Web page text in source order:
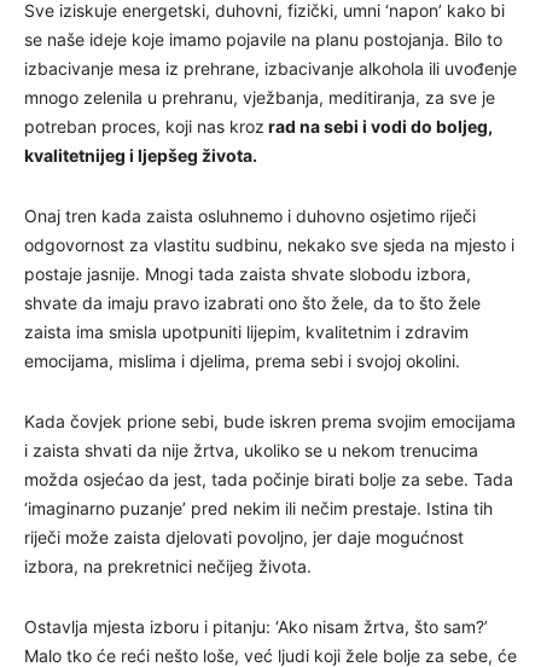
Sve iziskuje energetski, duhovni, fizički, umni ‘napon’ kako bi
se naše ideje koje imamo pojavile na planu postojanja. Bilo to
izbacivanje mesa iz prehrane, izbacivanje alkohola ili uvođenje
mnogo zelenila u prehranu, vježbanja, meditiranja, za sve je
potreban proces, koji nas kroz rad na sebi i vodi do boljeg,
kvalitetnijeg i ljepšeg života.
Onaj tren kada zaista osluhnemo i duhovno osjetimo riječi
odgovornost za vlastitu sudbinu, nekako sve sjeda na mjesto i
postaje jasnije. Mnogi tada zaista shvate slobodu izbora,
shvate da imaju pravo izabrati ono što žele, da to što žele
zaista ima smisla upotpuniti lijepim, kvalitetnim i zdravim
emocijama, mislima i djelima, prema sebi i svojoj okolini.
Kada čovjek prione sebi, bude iskren prema svojim emocijama
i zaista shvati da nije žrtva, ukoliko se u nekom trenucima
možda osjećao da jest, tada počinje birati bolje za sebe. Tada
‘imaginarno puzanje’ pred nekim ili nečim prestaje. Istina tih
riječi može zaista djelovati povoljno, jer daje mogućnost
izbora, na prekretnici nečijeg života.
Ostavlja mjesta izboru i pitanju: ‘Ako nisam žrtva, što sam?’
Malo tko će reći nešto loše, već ljudi koji žele bolje za sebe, će